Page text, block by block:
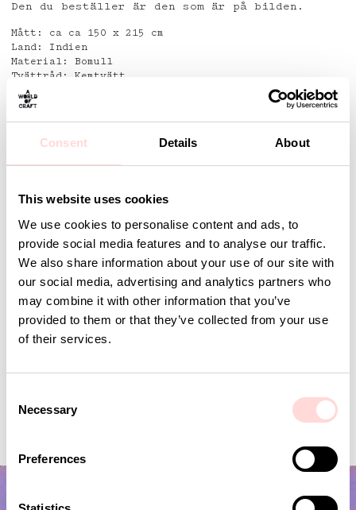
Consent Details About
This website uses cookies
We use cookies to personalise content and ads, to
provide social media features and to analyse our traffic.
We also share information about your use of our site with
our social media, advertising and analytics partners who
may combine it with other information that you’ve
provided to them or that they’ve collected from your use
of their services.
e
Necessary
Preferences
Den du beställer är den som är på bilden.
Mått: ca ca 150 x 215 cm
Land: Indien
Material: Bomull
Tvättråd: Kemtvätt